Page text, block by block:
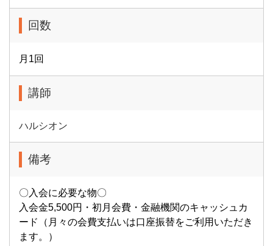
回数
月1回
講師
ハルシオン
備考
〇入会に必要な物〇
入会金5,500円・初月会費・金融機関のキャッシュカ
ード（月々の会費支払いは口座振替をご利用いただき
ます。）